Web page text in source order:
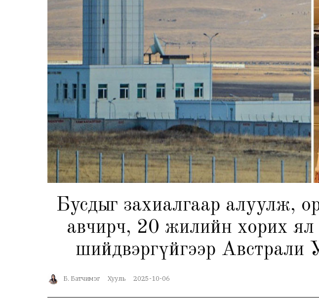
Бусдыг захиалгаар алуулж,
авчирч, 20 жилийн хорих ял
шийдвэргүйгээр Австрали
Б. Батчимэг Хууль 2025-10-06